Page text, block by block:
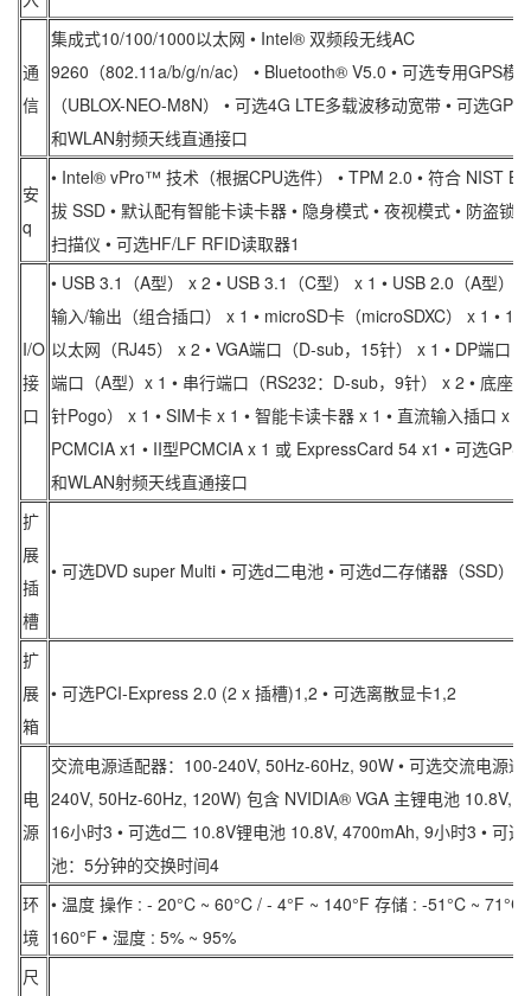
通
信
集成式10/100/1000以太网 • Intel® 双频段无线AC
9260（802.11a/b/g/n/ac） • Bluetooth® V5.0 • 可选专用GPS模
（UBLOX-NEO-M8N） • 可选4G LTE多载波移动宽带 • 可选GPS
和WLAN射频天线直通接口
安
q
• Intel® vPro™ 技术（根据CPU选件） • TPM 2.0 • 符合 NIST
拔 SSD • 默认配有智能卡读卡器 • 隐身模式 • 夜视模式 • 防盗锁
扫描仪 • 可选HF/LF RFID读取器1
I/O
接
口
• USB 3.1（A型） x 2 • USB 3.1（C型） x 1 • USB 2.0（A型）
输入/输出（组合插口） x 1 • microSD卡（microSDXC） x 1 •
以太网（RJ45） x 2 • VGA端口（D-sub，15针） x 1 • DP端口 x
端口（A型）x 1 • 串行端口（RS232：D-sub，9针） x 2 • 底座
针Pogo） x 1 • SIM卡 x 1 • 智能卡读卡器 x 1 • 直流输入插口 x 1
PCMCIA x1 • II型PCMCIA x 1 或 ExpressCard 54 x1 • 可选GPS
和WLAN射频天线直通接口
扩
展
插
槽
• 可选DVD super Multi • 可选d二电池 • 可选d二存储器（SSD）1
扩
展
箱
• 可选PCI-Express 2.0 (2 x 插槽)1,2 • 可选离散显卡1,2
电
源
交流电源适配器：100-240V, 50Hz-60Hz, 90W • 可选交流电源
240V, 50Hz-60Hz, 120W) 包含 NVIDIA® VGA 主锂电池 10.8V,
16小时3 • 可选d二 10.8V锂电池 10.8V, 4700mAh, 9小时3 • 可选
池：5分钟的交换时间4
环
境
• 温度 操作 : - 20°C ~ 60°C / - 4°F ~ 140°F 存储 : -51°C ~ 71°C
160°F • 湿度 : 5% ~ 95%
尺